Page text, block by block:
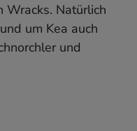
Wracks. Natürlich
um Kea auch
und